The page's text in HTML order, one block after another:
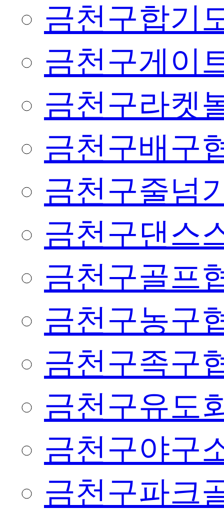
금천구합기
금천구게이
금천구라켓
금천구배구
금천구줄넘
금천구댄스
금천구골프
금천구농구
금천구족구
금천구유도
금천구야구
금천구파크